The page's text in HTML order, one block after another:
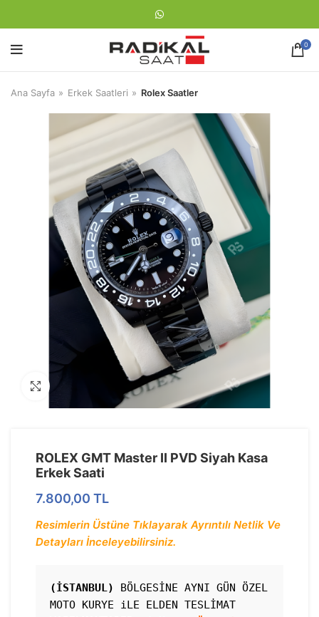
0
Ana Sayfa Erkek Saatleri Rolex Saatler
ROLEX GMT Master II PVD Siyah Kasa
Erkek Saati
7.800,00 TL
Resimlerin Üstüne Tıklayarak Ayrıntılı Netlik Ve
Detayları İnceleyebilirsiniz.
(İSTANBUL)
BÖLGESİNE AYNI GÜN ÖZEL
MOTO KURYE iLE ELDEN TESLİMAT